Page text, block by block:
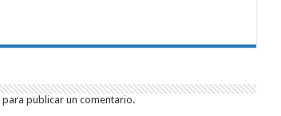
para publicar un comentario.